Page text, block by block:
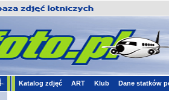
Katalog zdjęć ART Klub Dane statków